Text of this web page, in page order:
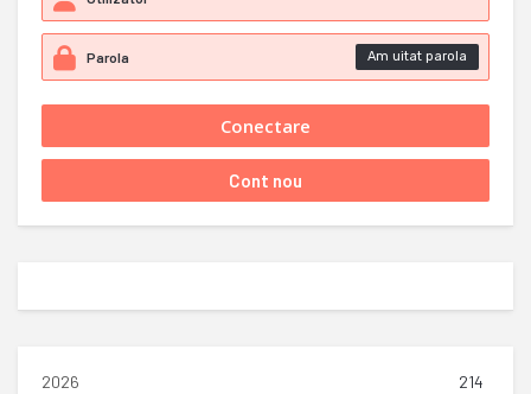
Am uitat parola
2026 214